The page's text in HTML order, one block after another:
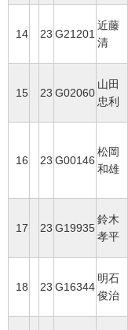
14 23 G21201
近藤
清
15 23 G02060
山田
忠利
16 23 G00146
松岡
和雄
17 23 G19935
鈴木
孝平
18 23 G16344
明石
俊治